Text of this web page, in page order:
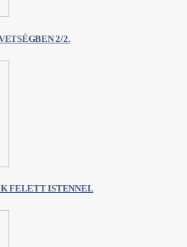
2/2.
FELETT ISTENNEL